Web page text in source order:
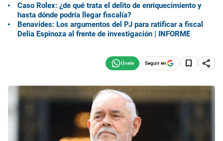
Caso Rolex: ¿de qué trata el delito de enriquecimiento y
hasta dónde podría llegar fiscalía?
Benavides: Los argumentos del PJ para ratificar a fiscal
Delia Espinoza al frente de investigación | INFORME
Seguir en